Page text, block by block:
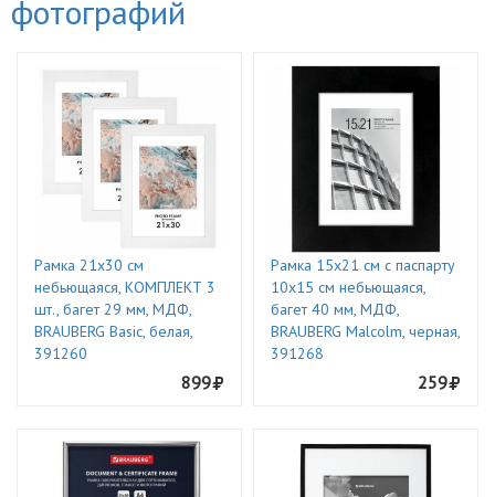
фотографий
Рамка 21х30 см
небьющаяся, КОМПЛЕКТ 3
шт., багет 29 мм, МДФ,
BRAUBERG Basic, белая,
391260
899
Рамка 15х21 см с паспарту
10х15 см небьющаяся,
багет 40 мм, МДФ,
BRAUBERG Malcolm, черная,
391268
259